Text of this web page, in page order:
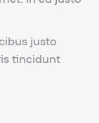
justo
tincidunt